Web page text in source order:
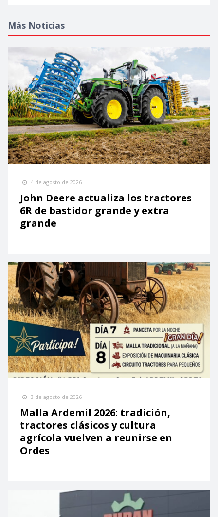
Más Noticias
4 de agosto de 2026
John Deere actualiza los tractores
6R de bastidor grande y extra
grande
3 de agosto de 2026
Malla Ardemil 2026: tradición,
tractores clásicos y cultura
agrícola vuelven a reunirse en
Ordes